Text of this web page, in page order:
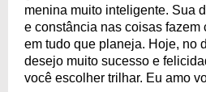
menina muito inteligente. Sua
e constância nas coisas fazem
em tudo que planeja. Hoje, no
desejo muito sucesso e
você escolher trilhar. Eu amo